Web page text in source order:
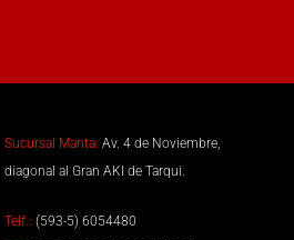
Sucursal Manta: Av. 4 de Noviembre,
diagonal al Gran AKI de Tarqui.
Telf.: (593-5) 6054480